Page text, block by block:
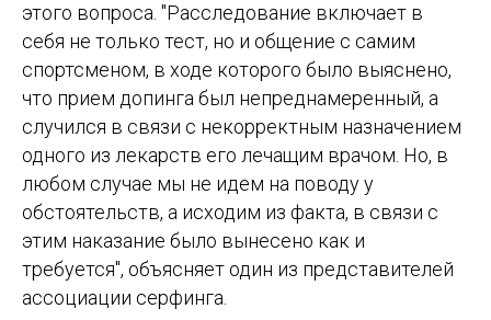
этого вопроса. "Расследование включает в
себя не только тест, но и общение с самим
спортсменом, в ходе которого было выяснено,
что прием допинга был непреднамеренный, а
случился в связи с некорректным назначением
одного из лекарств его лечащим врачом. Но, в
любом случае мы не идем на поводу у
обстоятельств, а исходим из факта, в связи с
этим наказание было вынесено как и
требуется", объясняет один из представителей
ассоциации серфинга.